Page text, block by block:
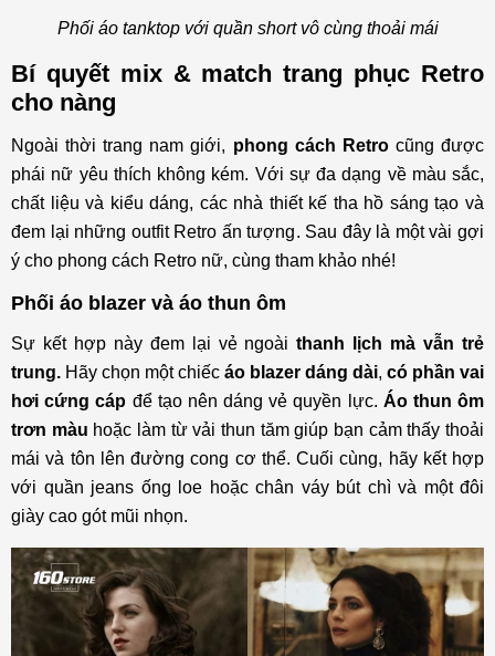
Phối áo tanktop với quần short vô cùng thoải mái
Bí quyết mix & match trang phục Retro
cho nàng
Ngoài thời trang nam giới, phong cách Retrocũng được
phái nữ yêu thích không kém. Với sự đa dạng về màu sắc,
chất liệu và kiểu dáng, các nhà thiết kế tha hồ sáng tạo và
đem lại những outfit Retro ấn tượng. Sau đây là một vài gợi
ý cho phong cách Retro nữ, cùng tham khảo nhé!
Phối áo blazer và áo thun ôm
Sự kết hợp này đem lại vẻ ngoàithanh lịch mà vẫn trẻ
trung. Hãy chọn một chiếc áo blazer dáng dài, có phần vai
hơi cứng cáp để tạo nên dáng vẻ quyền lực. Áo thun ôm
trơn màu hoặc làm từ vải thun tăm giúp bạn cảm thấy thoải
mái và tôn lên đường cong cơ thể. Cuối cùng, hãy kết hợp
với quần jeans ống loe hoặc chân váy bút chì và một đôi
giày cao gót mũi nhọn.